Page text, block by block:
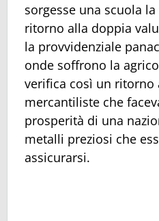
sorgesse una scuola
ritorno alla doppia
la provvidenziale
onde soffrono la
verifica così un ritorno
mercantiliste che
prosperità di una
metalli preziosi che
assicurarsi.